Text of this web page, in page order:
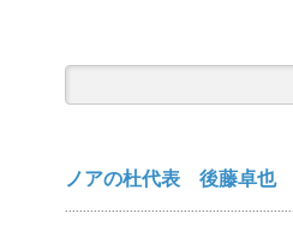
索:
ノアの杜代表 後藤卓也